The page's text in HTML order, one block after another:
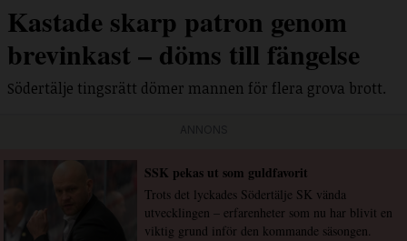
Kastade skarp patron genom
brevinkast – döms till fängelse
Södertälje tingsrätt dömer mannen för flera grova brott.
SSK pekas ut som guldfavorit
Trots det lyckades Södertälje SK vända
utvecklingen – erfarenheter som nu har blivit en
viktig grund inför den kommande säsongen.